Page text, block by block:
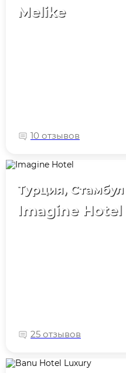
Melike
10 отзывов
Турция, Стамбул
Imagine Hotel
25 отзывов